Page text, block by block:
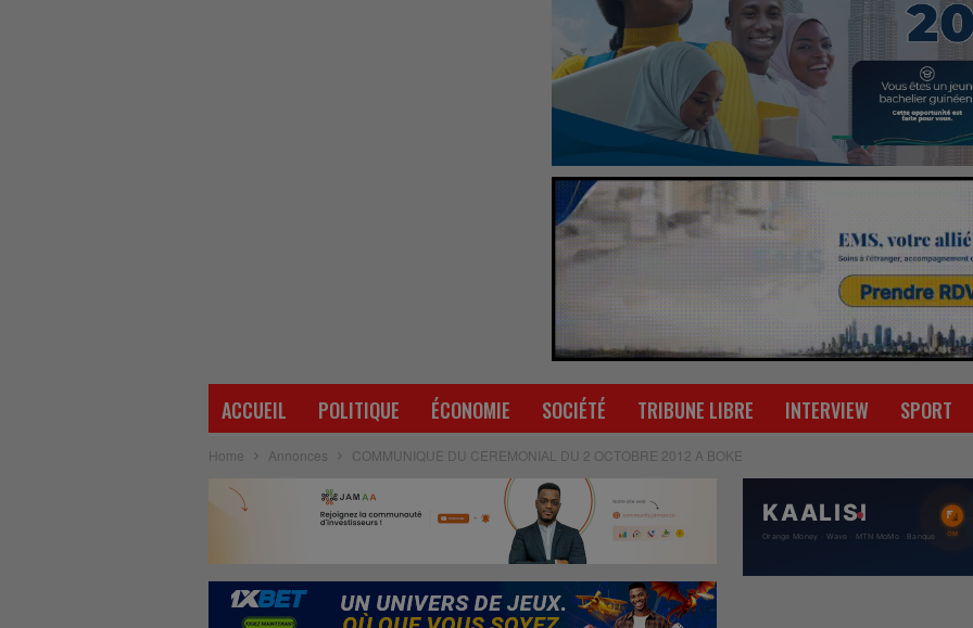
ACCUEIL POLITIQUE ÉCONOMIE SOCIÉTÉ TRIBUNE LIBRE INTERVIEW SPORT
Home Annonces COMMUNIQUE DU CEREMONIAL DU 2 OCTOBRE 2012 A BOKE